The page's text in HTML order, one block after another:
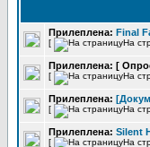
Прилеплена: Final
[ На
Прилеплена: [
[ На
Прилеплена:
[ На
Прилеплена: Silent
[ На